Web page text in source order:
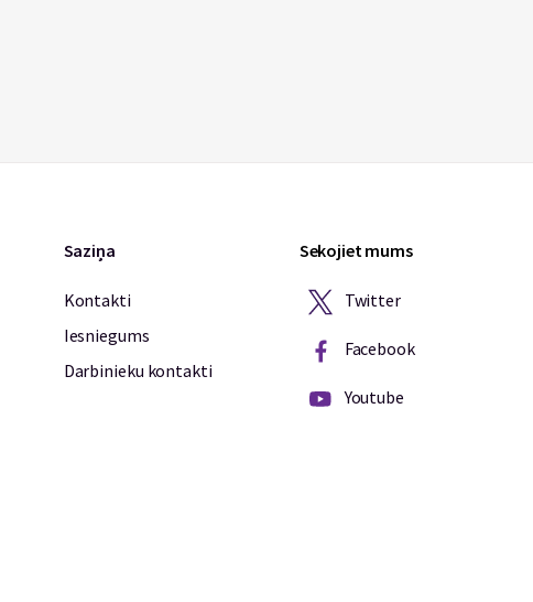
Saziņa
Kontakti
Iesniegums
Darbinieku kontakti
Sekojiet mums
Twitter
Facebook
Youtube